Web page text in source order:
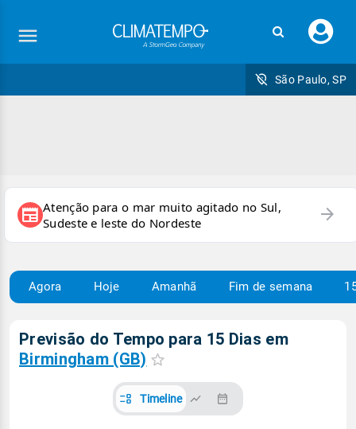
seu
São Paulo, SP
newspaper Atenção para o mar muito agitado no Sul,
Sudeste e leste do Nordeste
arrow_forward
Agora Hoje Amanhã Fim de semana
Previsão do Tempo para 15 Dias em
Birmingham (GB)
Timeline